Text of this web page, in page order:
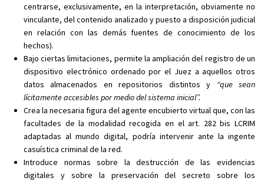
centrarse, exclusivamente, en la interpretación, obviamente no
vinculante, del contenido analizado y puesto a disposición judicial
en relación con las demás fuentes de conocimiento de los
hechos).
Bajo ciertas limitaciones, permite la ampliación del registro de un
dispositivo electrónico ordenado por el Juez a aquellos otros
datos almacenados en repositorios distintos y “que sean
lícitamente accesibles por medio del sistema inicial”.
Crea la necesaria figura del agente encubierto virtual que, con las
facultades de la modalidad recogida en el art. 282 bis LCRIM
adaptadas al mundo digital, podría intervenir ante la ingente
casuística criminal de la red.
Introduce normas sobre la destrucción de las evidencias
digitales y sobre la preservación del secreto sobre los